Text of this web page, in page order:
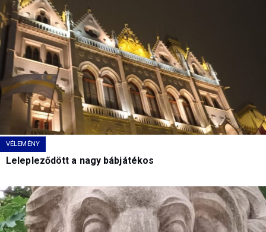
VÉLEMÉNY
Lelepleződött a nagy bábjátékos